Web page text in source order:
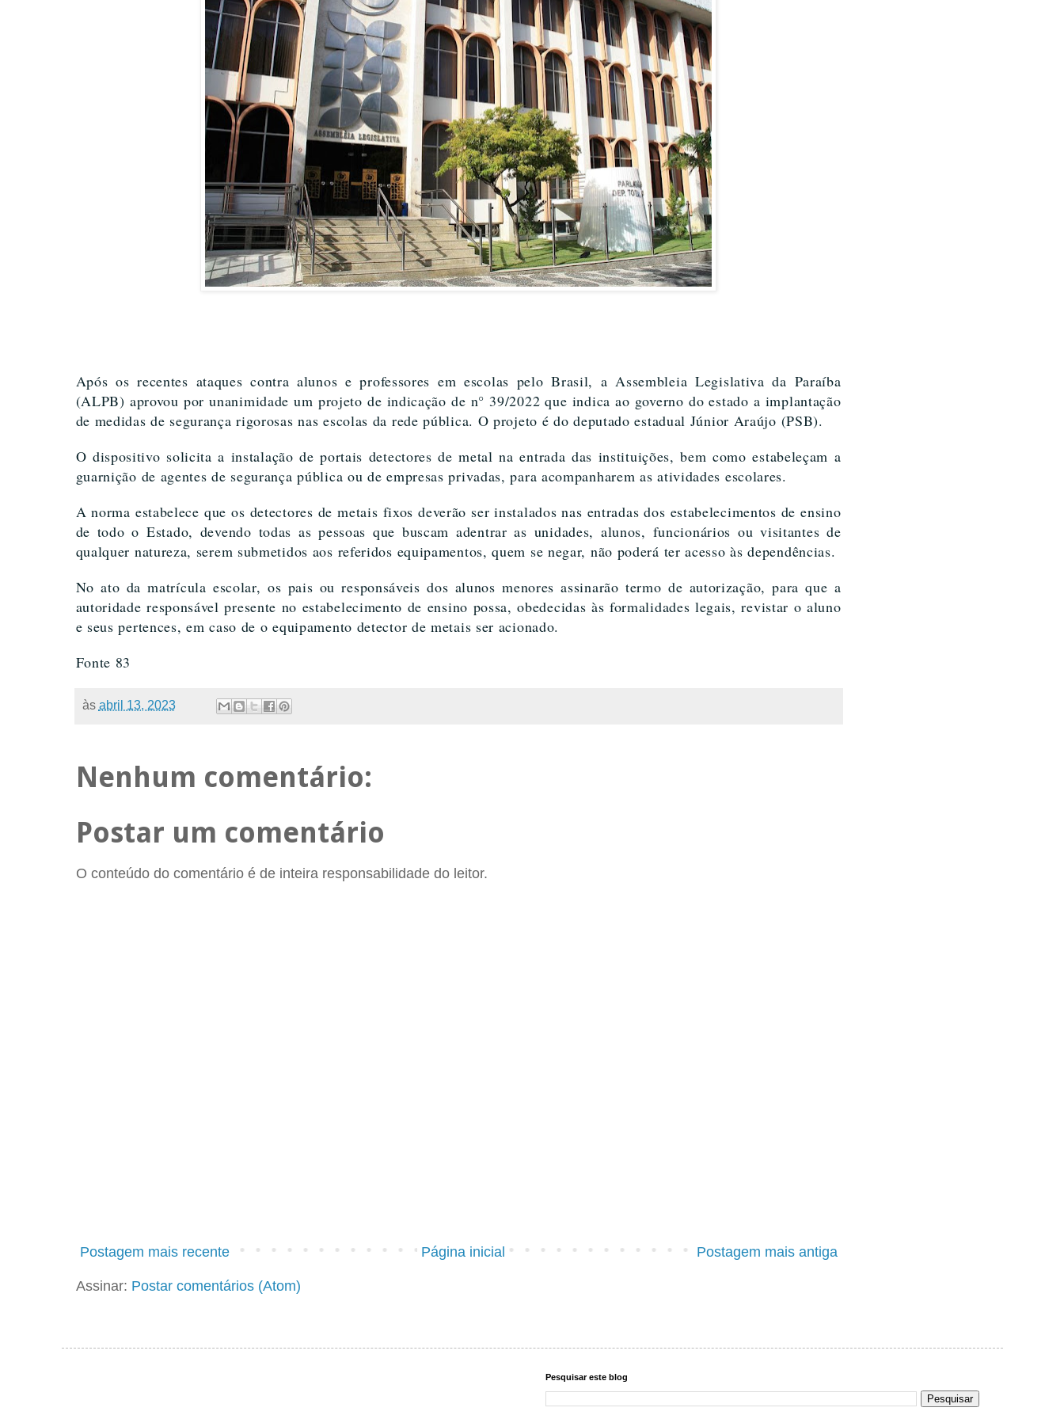
Após os recentes ataques contra alunos e professores em escolas pelo Brasil, a Assembleia Legislativa da Paraíba
(ALPB) aprovou por unanimidade um projeto de indicação de n° 39/2022 que indica ao governo do estado a implantação
de medidas de segurança rigorosas nas escolas da rede pública. O projeto é do deputado estadual Júnior Araújo (PSB).
O dispositivo solicita a instalação de portais detectores de metal na entrada das instituições, bem como estabeleçam a
guarnição de agentes de segurança pública ou de empresas privadas, para acompanharem as atividades escolares.
A norma estabelece que os detectores de metais fixos deverão ser instalados nas entradas dos estabelecimentos de ensino
de todo o Estado, devendo todas as pessoas que buscam adentrar as unidades, alunos, funcionários ou visitantes de
qualquer natureza, serem submetidos aos referidos equipamentos, quem se negar, não poderá ter acesso às dependências.
No ato da matrícula escolar, os pais ou responsáveis dos alunos menores assinarão termo de autorização, para que a
autoridade responsável presente no estabelecimento de ensino possa, obedecidas às formalidades legais, revistar o aluno
e seus pertences, em caso de o equipamento detector de metais ser acionado.
Fonte 83
às abril 13, 2023
Nenhum comentário:
Postar um comentário
O conteúdo do comentário é de inteira responsabilidade do leitor.
Postagem mais recente Postagem mais antiga
Página inicial
Assinar: Postar comentários (Atom)
Pesquisar este blog